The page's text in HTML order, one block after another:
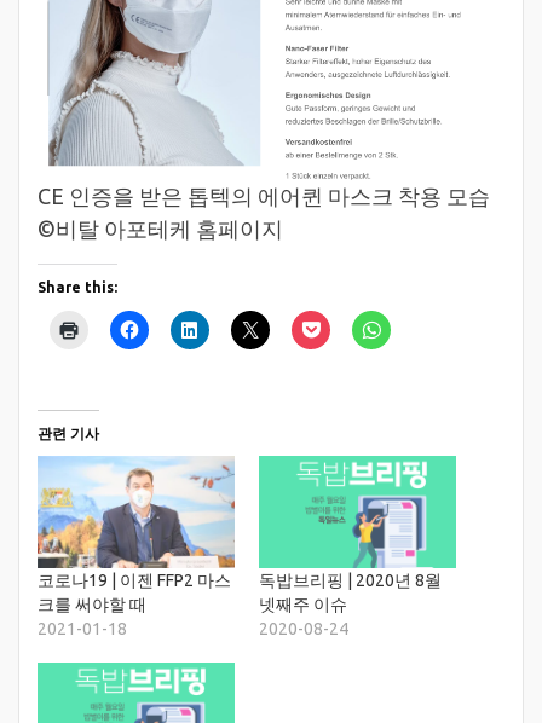
CE 인증을 받은 톱텍의 에어퀸 마스크 착용 모습
©비탈 아포테케 홈페이지
Share this:
관련 기사
코로나19 | 이젠 FFP2 마스
크를 써야할 때
2021-01-18
독밥브리핑 | 2020년 8월
넷째주 이슈
2020-08-24